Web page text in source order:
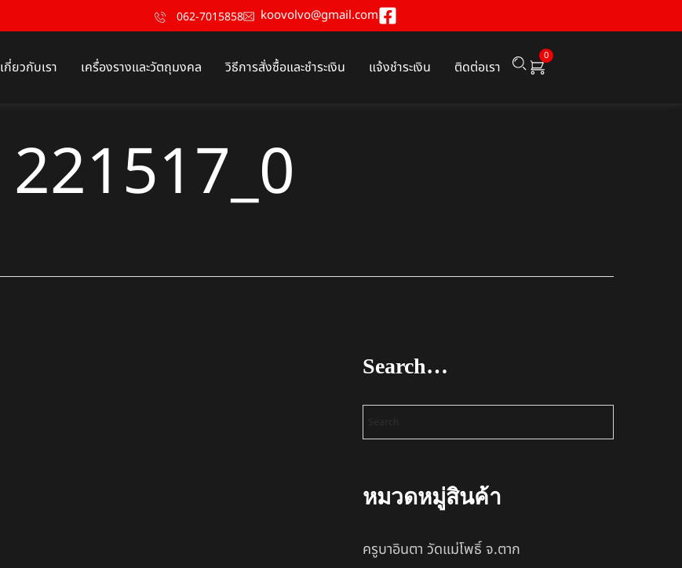
062-7015858 koovolvo@gmail.com
เกี่ยวกับเรา เครื่องรางและวัตถุมงคล วิธีการสั่งซื้อและชำระเงิน แจ้งชำระเงิน ติดต่อเรา
0
221517_0
Search…
หมวดหมู่สินค้า
ครูบาอินตา วัดแม่โพธิ์ จ.ตาก